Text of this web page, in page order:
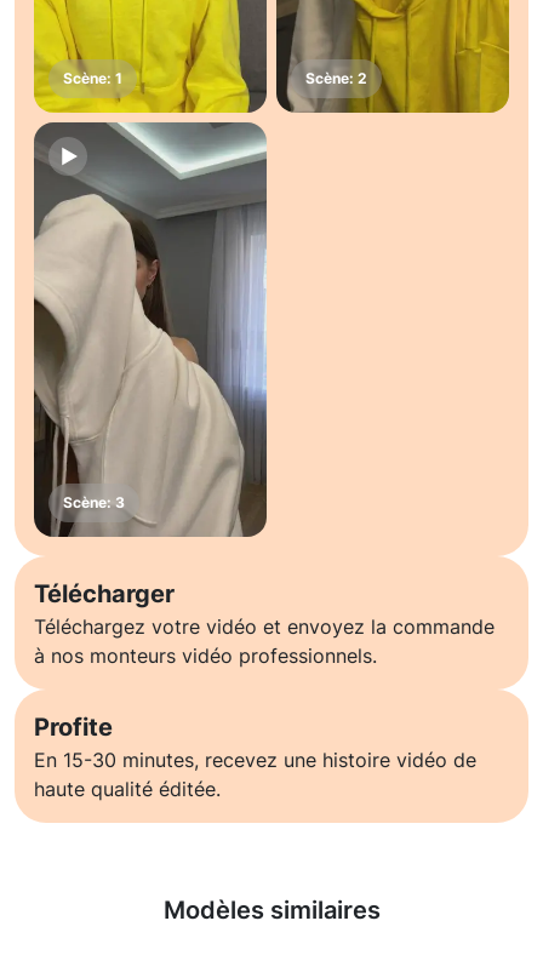
Télécharger
Téléchargez votre vidéo et envoyez la commande
à nos monteurs vidéo professionnels.
Profite
En 15-30 minutes, recevez une histoire vidéo de
haute qualité éditée.
Modèles similaires
En savoir plus